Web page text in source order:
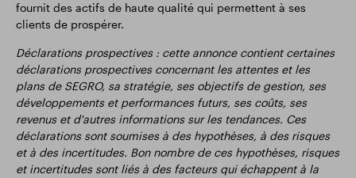
fournit des actifs de haute qualité qui permettent à ses
clients de prospérer.
Déclarations prospectives : cette annonce contient certaines
déclarations prospectives concernant les attentes et les
plans de SEGRO, sa stratégie, ses objectifs de gestion, ses
développements et performances futurs, ses coûts, ses
revenus et d'autres informations sur les tendances. Ces
déclarations sont soumises à des hypothèses, à des risques
et à des incertitudes. Bon nombre de ces hypothèses, risques
et incertitudes sont liés à des facteurs qui échappent à la